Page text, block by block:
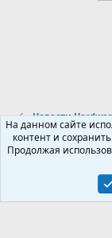
Новости
Russian
Политика
На данном сайте
контент и
Продолжая